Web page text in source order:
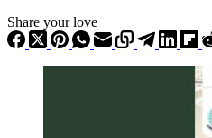
Share your love